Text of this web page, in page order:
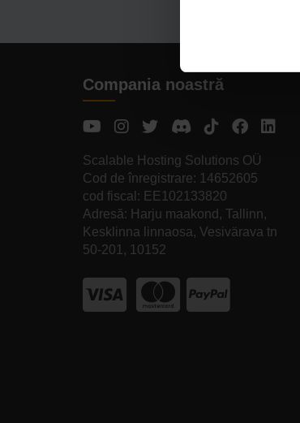
Compania noastră
Scalable Hosting Solutions OÜ
Cod de înregistrare: 14652605
cod fiscal: EE102133820
Adresă: Harju maakond, Tallinn,
Kesklinna linnaosa, Vesivärava tn
50-201, 10152